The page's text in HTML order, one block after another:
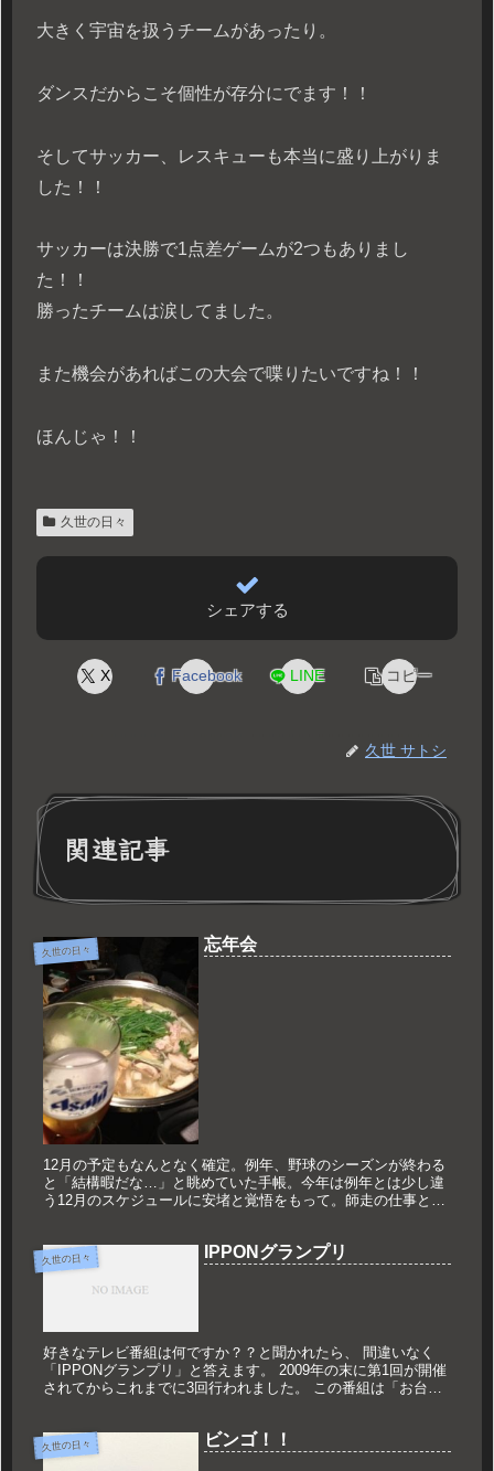
大きく宇宙を扱うチームがあったり。
ダンスだからこそ個性が存分にでます！！
そしてサッカー、レスキューも本当に盛り上がりま
した！！
サッカーは決勝で1点差ゲームが2つもありまし
た！！
勝ったチームは涙してました。
また機会があればこの大会で喋りたいですね！！
ほんじゃ！！
久世の日々
シェアする
X Facebook LINE コピー
久世 サトシ
関連記事
久世の日々 忘年会
12月の予定もなんとなく確定。例年、野球のシーズンが終わる
と「結構暇だな…」と眺めていた手帳。今年は例年とは少し違
う12月のスケジュールに安堵と覚悟をもって。師走の仕事とも
久世の日々 IPPONグランプリ
好きなテレビ番組は何ですか？？と聞かれたら、 間違いなく
「IPPONグランプリ」と答えます。 2009年の末に第1回が開催
されてからこれまでに3回行われました。 この番組は「お台場
久世の日々 ビンゴ！！